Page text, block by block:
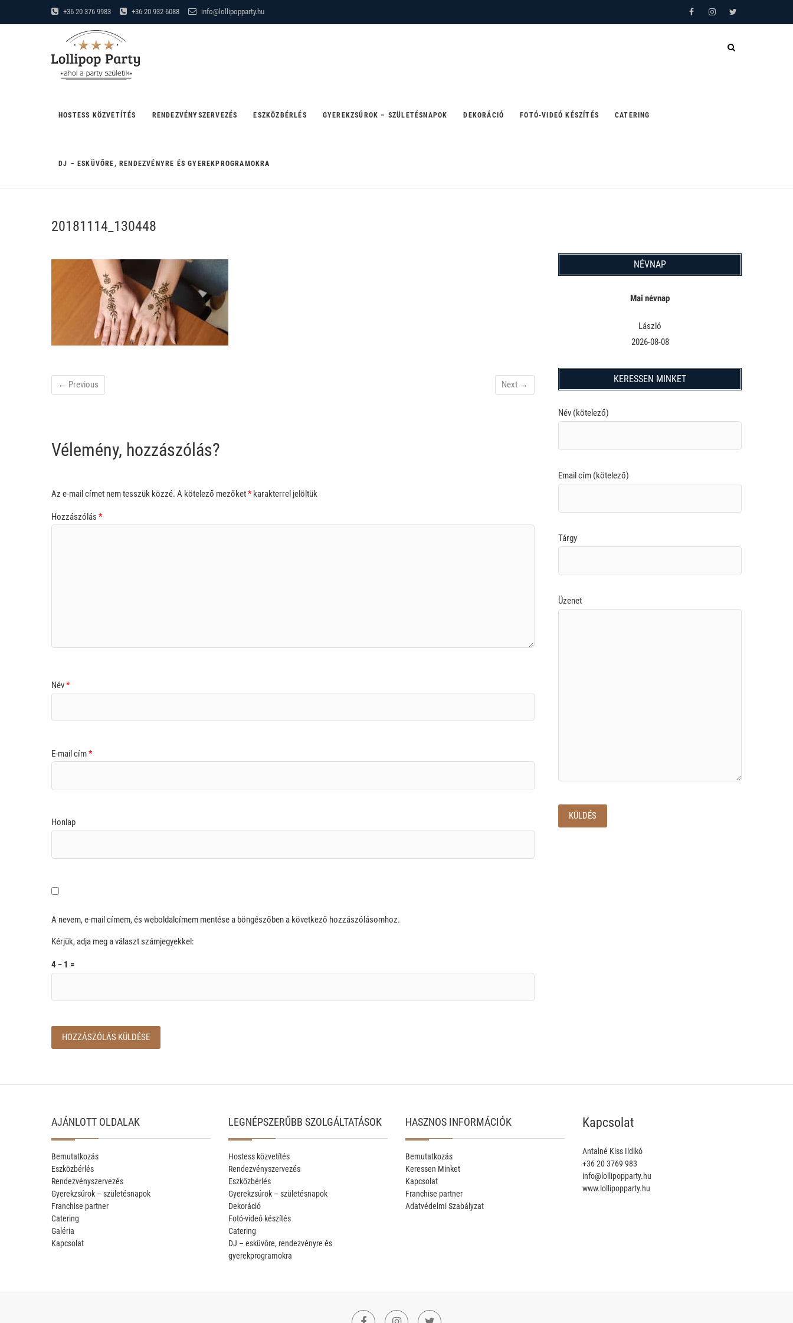
to
+36 20 376 9983 +36 20 932 6088 info@lollipopparty.hu FacebookInstagramTwitter
HOSTESS KÖZVETÍTÉS RENDEZVÉNYSZERVEZÉS ESZKÖZBÉRLÉS GYEREKZSÚROK – SZÜLETÉSNAPOK DEKORÁCIÓ FOTÓ-VIDEÓ KÉSZÍTÉS CATERING
DJ – ESKÜVŐRE, RENDEZVÉNYRE ÉS GYEREKPROGRAMOKRA
20181114_130448
← Previous Next →
Vélemény, hozzászólás?
Az e-mail címet nem tesszük közzé. A kötelező mezőket*karakterrel jelöltük
Hozzászólás *
Név*
E-mail cím*
Honlap
A nevem, e-mail címem, és weboldalcímem mentése a böngészőben a következő hozzászólásomhoz.
Kérjük, adja meg a választ számjegyekkel:
4 − 1 =
NÉVNAP
Mai névnap
László
2026-08-08
KERESSEN MINKET
Név (kötelező)
Email cím (kötelező)
Tárgy
Üzenet
AJÁNLOTT OLDALAK
Bemutatkozás
Eszközbérlés
Rendezvényszervezés
Gyerekzsúrok – születésnapok
Franchise partner
Catering
Galéria
Kapcsolat
LEGNÉPSZERŰBB SZOLGÁLTATÁSOK
Hostess közvetítés
Rendezvényszervezés
Eszközbérlés
Gyerekzsúrok – születésnapok
Dekoráció
Fotó-videó készítés
Catering
DJ – esküvőre, rendezvényre és
gyerekprogramokra
HASZNOS INFORMÁCIÓK
Bemutatkozás
Keressen Minket
Kapcsolat
Franchise partner
Adatvédelmi Szabályzat
Kapcsolat
Antalné Kiss Ildikó
+36 20 3769 983
info@lollipopparty.hu
www.lollipopparty.hu